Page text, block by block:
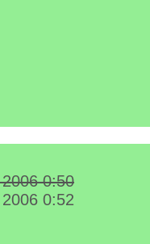
0:50
0:52